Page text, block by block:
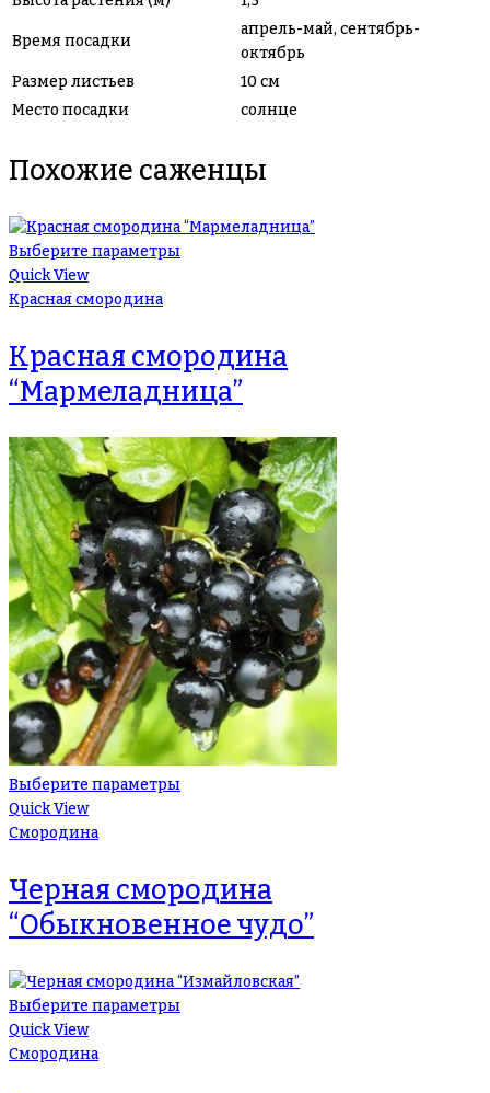
Время посадки
апрель-май, сентябрь-
октябрь
Размер листьев
10 см
Место посадки
солнце
Похожие саженцы
Выберите параметры
Quick View
Красная смородина
Красная смородина
“Мармеладница”
Выберите параметры
Quick View
Смородина
Черная смородина
“Обыкновенное чудо”
Выберите параметры
Quick View
Смородина